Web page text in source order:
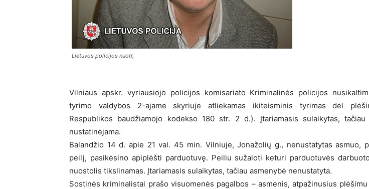
Lietuvos policijos nuotr,
Vilniaus apskr. vyriausiojo policijos komisariato Kriminalinės policijos
tyrimo valdybos 2-ajame skyriuje atliekamas ikiteisminis tyrimas dėl
Respublikos baudžiamojo kodekso 180 str. 2 d.). Įtariamasis sulaikytas,
nustatinėjama.
Balandžio 14 d. apie 21 val. 45 min. Vilniuje, Jonažolių g., nenustatytas asmuo,
peilį, pasikėsino apiplėšti parduotuvę. Peiliu sužaloti keturi parduotuvės
nuostolis tikslinamas. Įtariamasis sulaikytas, tačiau asmenybė nenustatyta.
Sostinės kriminalistai prašo visuomenės pagalbos – asmenis, atpažinusius